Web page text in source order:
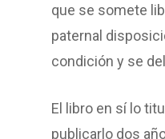
que se somete
paternal
condición y se
El libro en sí lo
publicarlo dos